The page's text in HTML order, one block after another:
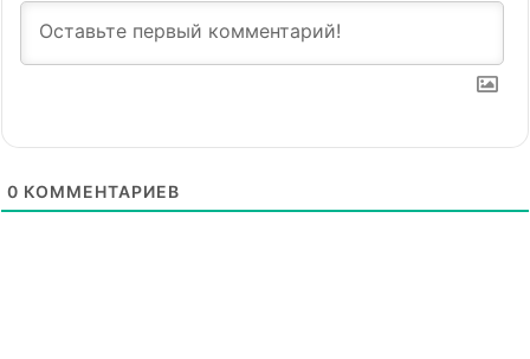
0 КОММЕНТАРИЕВ